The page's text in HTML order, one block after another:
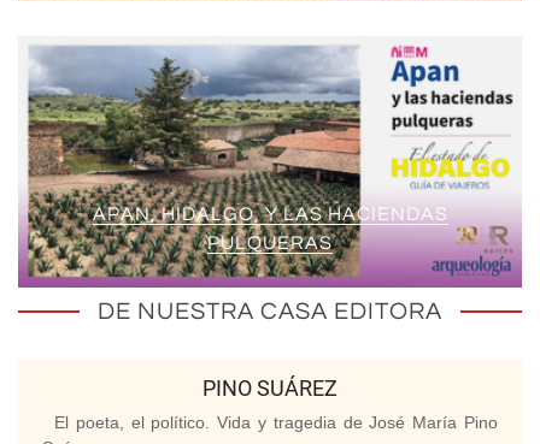
APAN, HIDALGO, Y LAS HACIENDAS
PULQUERAS
DE NUESTRA CASA EDITORA
PINO SUÁREZ
El poeta, el político. Vida y tragedia de José María Pino